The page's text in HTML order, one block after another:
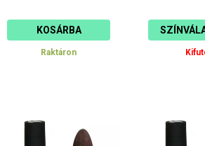
KOSÁRBA
Raktáron